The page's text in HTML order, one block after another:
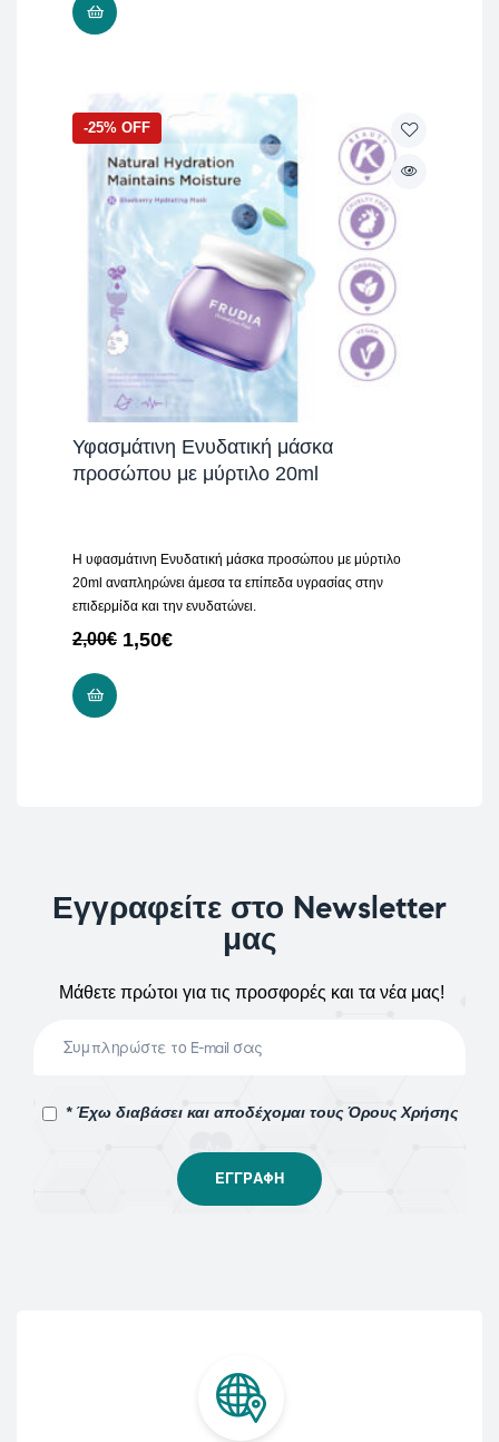
-25% OFF
Υφασμάτινη Ενυδατική μάσκα
προσώπου με μύρτιλο 20ml
Η υφασμάτινη Ενυδατική μάσκα προσώπου με μύρτιλο
20ml αναπληρώνει άμεσα τα επίπεδα υγρασίας στην
επιδερμίδα και την ενυδατώνει.
2,00€ 1,50€
Εγγραφείτε στο Newsletter
μας
Μάθετε πρώτοι για τις προσφορές και τα νέα μας!
* Έχω διαβάσει και αποδέχομαι τους Όρους Χρήσης